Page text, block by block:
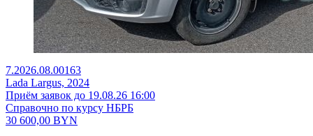
7.2026.08.00163
Lada Largus, 2024
Приём заявок до 19.08.26 16:00
Справочно по курсу НБРБ
30 600,00 BYN